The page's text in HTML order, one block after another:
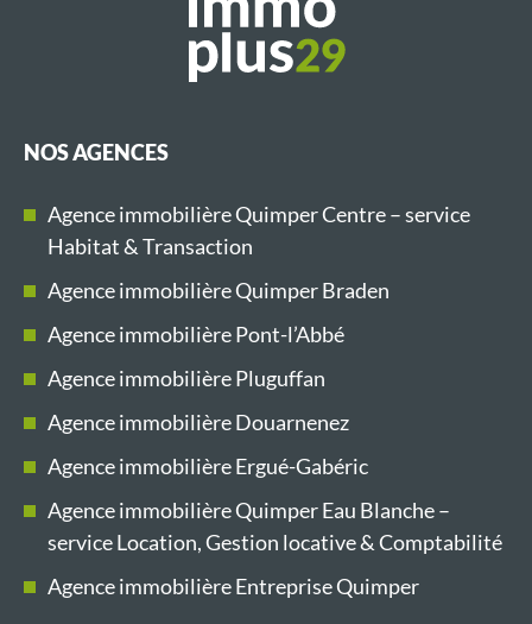
NOS AGENCES
Agence immobilière Quimper Centre – service
Habitat & Transaction
Agence immobilière Quimper Braden
Agence immobilière Pont-l’Abbé
Agence immobilière Pluguffan
Agence immobilière Douarnenez
Agence immobilière Ergué-Gabéric
Agence immobilière Quimper Eau Blanche –
service Location, Gestion locative & Comptabilité
Agence immobilière Entreprise Quimper